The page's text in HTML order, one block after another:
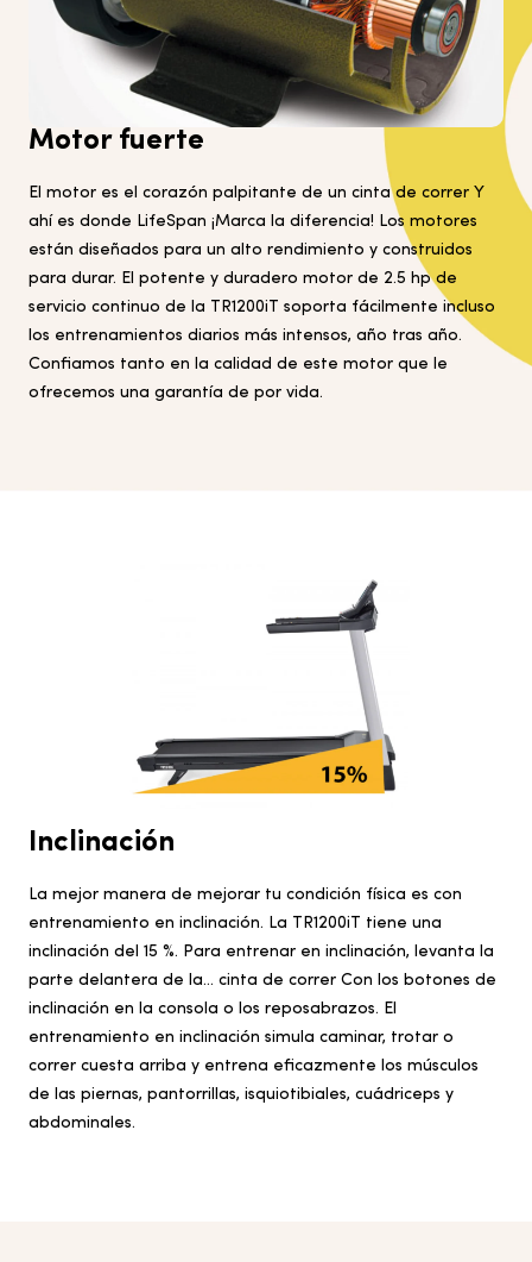
Motor fuerte
El motor es el corazón palpitante de un cinta de correr Y
ahí es donde LifeSpan ¡Marca la diferencia! Los motores
están diseñados para un alto rendimiento y construidos
para durar. El potente y duradero motor de 2.5 hp de
servicio continuo de la TR1200iT soporta fácilmente incluso
los entrenamientos diarios más intensos, año tras año.
Confiamos tanto en la calidad de este motor que le
ofrecemos una garantía de por vida.
Inclinación
La mejor manera de mejorar tu condición física es con
entrenamiento en inclinación. La TR1200iT tiene una
inclinación del 15 %. Para entrenar en inclinación, levanta la
parte delantera de la... cinta de correr Con los botones de
inclinación en la consola o los reposabrazos. El
entrenamiento en inclinación simula caminar, trotar o
correr cuesta arriba y entrena eficazmente los músculos
de las piernas, pantorrillas, isquiotibiales, cuádriceps y
abdominales.